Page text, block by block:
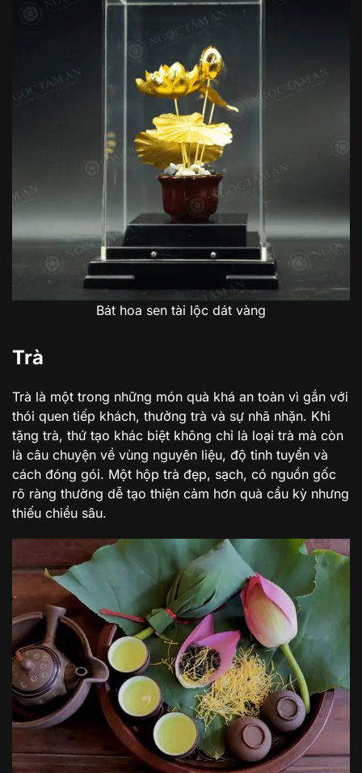
Bát hoa sen tài lộc dát vàng
Trà
Trà là một trong những món quà khá an toàn vì gắn với
thói quen tiếp khách, thưởng trà và sự nhã nhặn. Khi
tặng trà, thứ tạo khác biệt không chỉ là loại trà mà còn
là câu chuyện về vùng nguyên liệu, độ tinh tuyển và
cách đóng gói. Một hộp trà đẹp, sạch, có nguồn gốc
rõ ràng thường dễ tạo thiện cảm hơn quà cầu kỳ nhưng
thiếu chiều sâu.